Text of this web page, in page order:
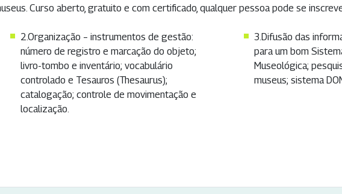
Curso aberto, gratuito e com certificado, qualquer pessoa pode se
2.Organização – instrumentos de gestão:
número de registro e marcação do objeto;
livro-tombo e inventário; vocabulário
controlado e Tesauros (Thesaurus);
catalogação; controle de movimentação e
localização.
3.Difusão das
para um bom
Museológica;
museus; sistema